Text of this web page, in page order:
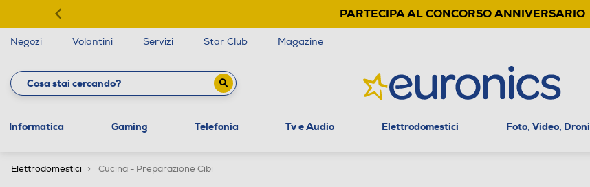
PARTECIPA AL CONCORSO ANNIVERSARIO
Negozi Volantini Servizi Star Club Magazine
Informatica Gaming Telefonia Tv e Audio Elettrodomestici Foto, Video, Droni
Elettrodomestici Cucina - Preparazione Cibi